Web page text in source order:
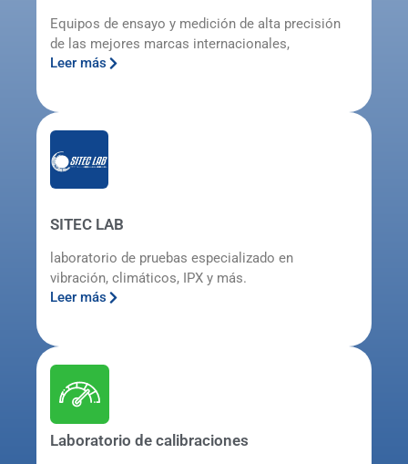
Equipos de ensayo y medición de alta precisión
de las mejores marcas internacionales,
Leer más
SITEC LAB
laboratorio de pruebas especializado en
vibración, climáticos, IPX y más.
Leer más
Laboratorio de calibraciones